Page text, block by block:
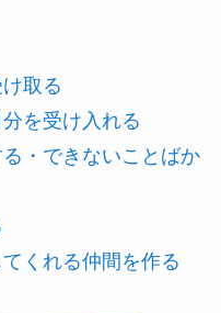
取る
を受け入れる
・できないことばか
くれる仲間を作る